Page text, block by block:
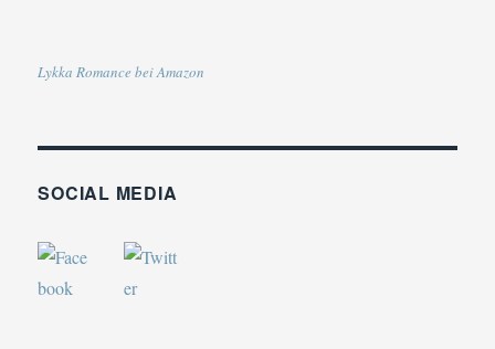
Lykka Romance bei Amazon
SOCIAL MEDIA